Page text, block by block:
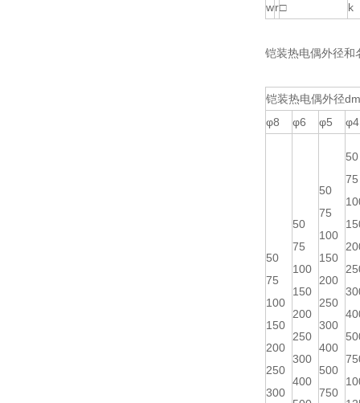
wr□ k
铠装热电偶外径和
铠装热电偶外径
φ8
φ6 φ5 φ4
50
75
100
150
200
250
300
50
75
100
150
200
250
300
400
50
75
100
150
200
250
300
400
500
750
50
75